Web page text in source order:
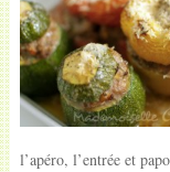
l’apéro, l’entrée et